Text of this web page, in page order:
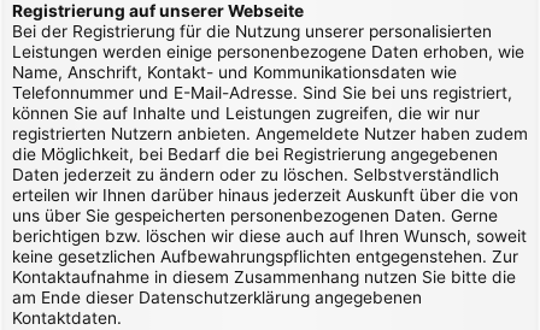
Registrierung auf unserer Webseite
Bei der Registrierung für die Nutzung unserer personalisierten
Leistungen werden einige personenbezogene Daten erhoben, wie
Name, Anschrift, Kontakt- und Kommunikationsdaten wie
Telefonnummer und E-Mail-Adresse. Sind Sie bei uns registriert,
können Sie auf Inhalte und Leistungen zugreifen, die wir nur
registrierten Nutzern anbieten. Angemeldete Nutzer haben zudem
die Möglichkeit, bei Bedarf die bei Registrierung angegebenen
Daten jederzeit zu ändern oder zu löschen. Selbstverständlich
erteilen wir Ihnen darüber hinaus jederzeit Auskunft über die von
uns über Sie gespeicherten personenbezogenen Daten. Gerne
berichtigen bzw. löschen wir diese auch auf Ihren Wunsch, soweit
keine gesetzlichen Aufbewahrungspflichten entgegenstehen. Zur
Kontaktaufnahme in diesem Zusammenhang nutzen Sie bitte die
am Ende dieser Datenschutzerklärung angegebenen
Kontaktdaten.